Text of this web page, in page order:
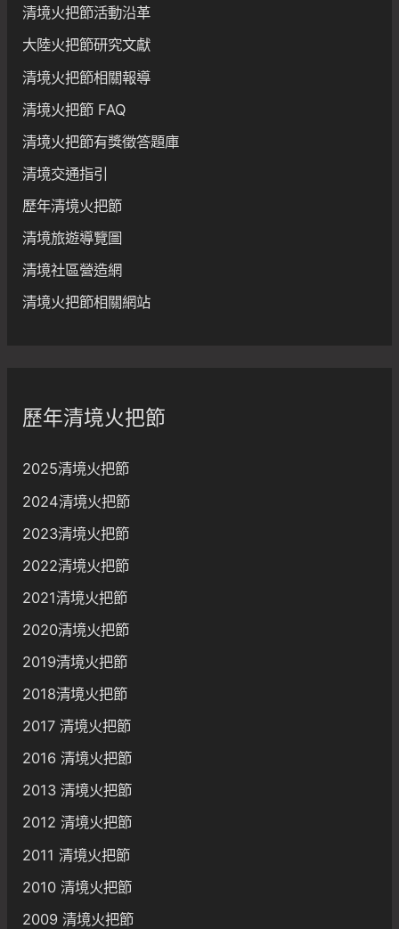
清境火把節活動沿革
大陸火把節研究文獻
清境火把節相關報導
清境火把節 FAQ
清境火把節有獎徵答題庫
清境交通指引
歷年清境火把節
清境旅遊導覽圖
清境社區營造網
清境火把節相關網站
歷年清境火把節
2025清境火把節
2024清境火把節
2023清境火把節
2022清境火把節
2021清境火把節
2020清境火把節
2019清境火把節
2018清境火把節
2017 清境火把節
2016 清境火把節
2013 清境火把節
2012 清境火把節
2011 清境火把節
2010 清境火把節
2009 清境火把節